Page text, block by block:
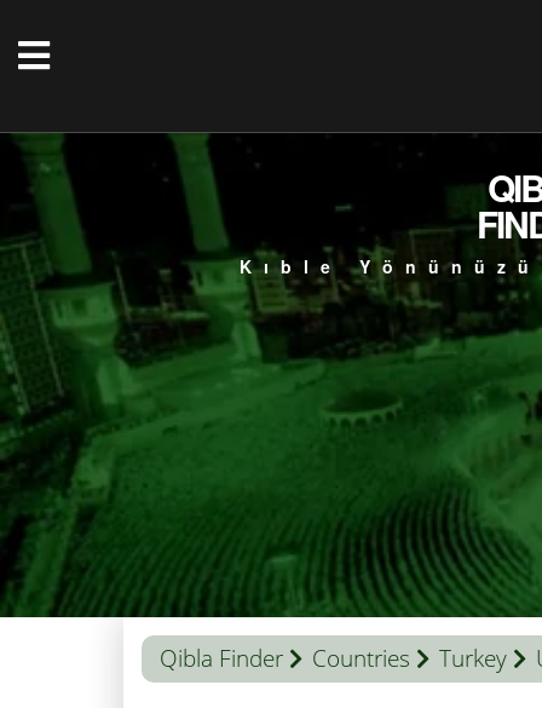
Kıble
Qibla Finder Countries Turkey